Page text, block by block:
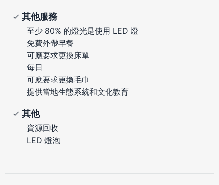
其他服務
至少 80% 的燈光是使用 LED 燈
免費外帶早餐
可應要求更換床單
每日
可應要求更換毛巾
提供當地生態系統和文化教育
其他
資源回收
LED 燈泡